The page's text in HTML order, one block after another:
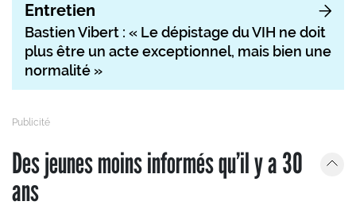
Entretien
Bastien Vibert : « Le dépistage du VIH ne doit
plus être un acte exceptionnel, mais bien une
normalité »
Des jeunes moins informés qu’il y a 30
ans